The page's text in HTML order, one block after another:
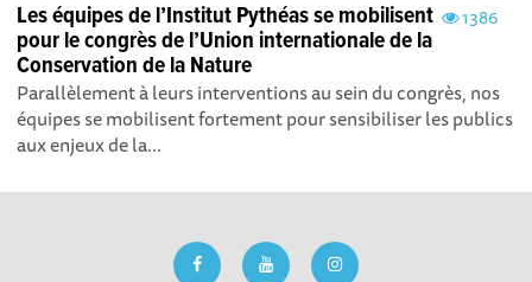
1386
Les équipes de l’Institut Pythéas se mobilisent
pour le congrès de l’Union internationale de la
Conservation de la Nature
Parallèlement à leurs interventions au sein du congrès, nos
équipes se mobilisent fortement pour sensibiliser les publics
aux enjeux de la...